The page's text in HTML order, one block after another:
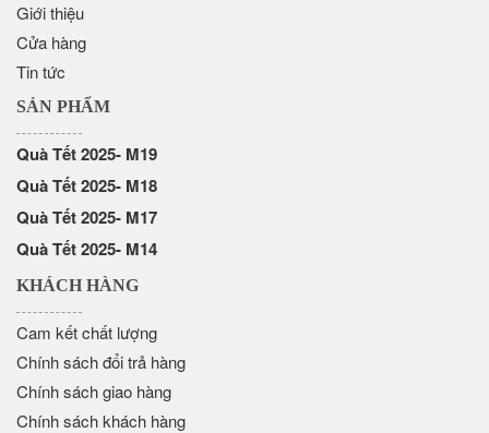
Giới thiệu
Cửa hàng
Tin tức
SẢN PHẨM
Quà Tết 2025- M19
Quà Tết 2025- M18
Quà Tết 2025- M17
Quà Tết 2025- M14
KHÁCH HÀNG
Cam kết chất lượng
Chính sách đổi trả hàng
Chính sách giao hàng
Chính sách khách hàng